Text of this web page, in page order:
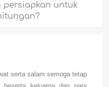
persiapkan untuk
serta salam semoga tetap